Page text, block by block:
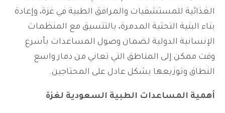
الغذائية للمستشفيات والمرافق الطبية في غزة، وإعادة
بناء البنية التحتية المدمرة، بالتنسيق مع المنظمات
الإنسانية الدولية لضمان وصول المساعدات بأسرع
وقت ممكن إلى المناطق التي تعاني من دمار واسع
النطاق وتوزيعها بشكل عادل على المحتاجين.
أهمية المساعدات الطبية السعودية لغزة